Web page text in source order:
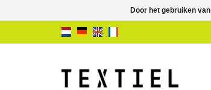
Door het gebruiken